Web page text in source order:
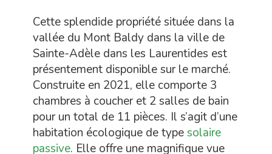
Cette splendide propriété située dans la
vallée du Mont Baldy dans la ville de
Sainte-Adèle dans les Laurentides est
présentement disponible sur le marché.
Construite en 2021, elle comporte 3
chambres à coucher et 2 salles de bain
pour un total de 11 pièces. Il s’agit d’une
habitation écologique de typesolaire
passive. Elle offre une magnifique vue